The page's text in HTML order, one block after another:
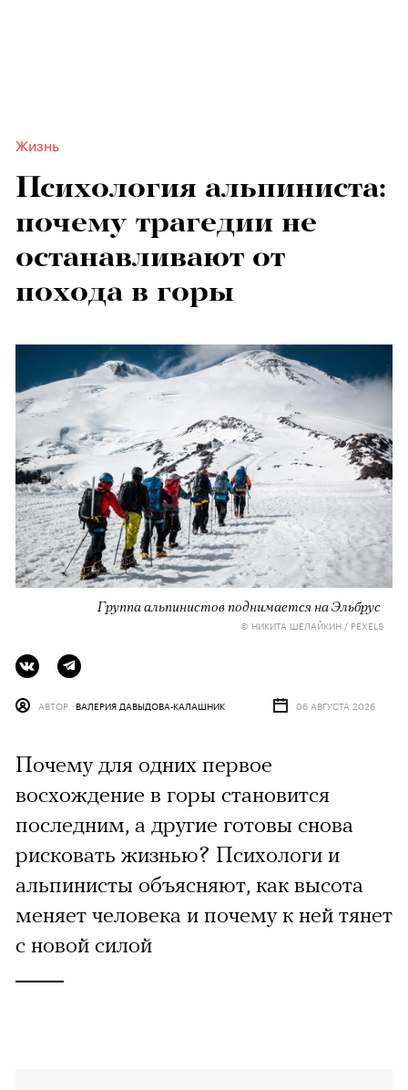
Жизнь
Психология альпиниста:
почему трагедии не
останавливают от
похода в горы
Группа альпинистов поднимается на Эльбрус
© НИКИТА ШЕЛАЙКИН / PEXELS
АВТОР ВАЛЕРИЯ ДАВЫДОВА-КАЛАШНИК 06 АВГУСТА 2026
Почему для одних первое
восхождение в горы становится
последним, а другие готовы снова
рисковать жизнью? Психологи и
альпинисты объясняют, как высота
меняет человека и почему к ней тянет
с новой силой